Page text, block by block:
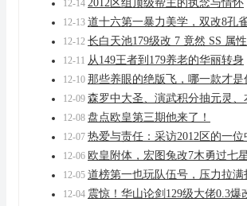
12-14 2012区组顶级帮主的执念与情怀
12-13 道十六第一暴力美学，双改8孔
12-12 长白天池179级改 7 竟然 SS 属性
12-11 从149王者到179养老的华丽转身
12-10 那些养眼的绝版飞，哪一款才是
12-09 森罗中大圣、演武积分抽元灵、
12-08 盘点欧皇第三期他来了！
12-07 热爱与责任：采访2012区的一
12-06 欧皇附体，宏图兔改7木勇过七
12-05 道榜第一也玩队伍号，压力拉
12-04 震惊！华山论剑129级大佬0.3爆